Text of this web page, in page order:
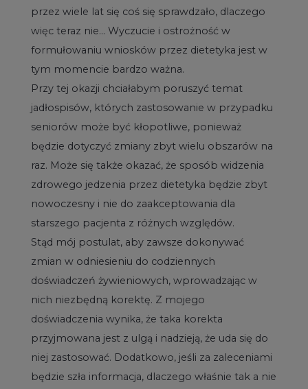
przez wiele lat się coś się sprawdzało, dlaczego
więc teraz nie... Wyczucie i ostrożność w
formułowaniu wniosków przez dietetyka jest w
tym momencie bardzo ważna.
Przy tej okazji chciałabym poruszyć temat
jadłospisów, których zastosowanie w przypadku
seniorów może być kłopotliwe, ponieważ
będzie dotyczyć zmiany zbyt wielu obszarów na
raz. Może się także okazać, że sposób widzenia
zdrowego jedzenia przez dietetyka będzie zbyt
nowoczesny i nie do zaakceptowania dla
starszego pacjenta z różnych względów.
Stąd mój postulat, aby zawsze dokonywać
zmian w odniesieniu do codziennych
doświadczeń żywieniowych, wprowadzając w
nich niezbędną korektę. Z mojego
doświadczenia wynika, że taka korekta
przyjmowana jest z ulgą i nadzieją, że uda się do
niej zastosować. Dodatkowo, jeśli za zaleceniami
będzie szła informacja, dlaczego właśnie tak a nie